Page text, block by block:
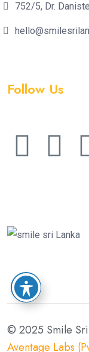
752/5, Dr.
Follow Us
© 2025 Smile Sri
Aventage Labs